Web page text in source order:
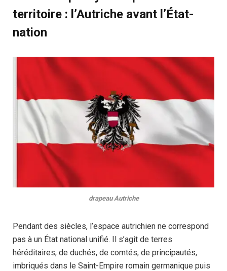
territoire : l’Autriche avant l’État-
nation
drapeau Autriche
Pendant des siècles, l’espace autrichien ne correspond
pas à un État national unifié. Il s’agit de terres
héréditaires, de duchés, de comtés, de principautés,
imbriqués dans le Saint-Empire romain germanique puis